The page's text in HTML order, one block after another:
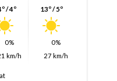
/ 4º
0%
km/h
13º / 5º
0%
27 km/h